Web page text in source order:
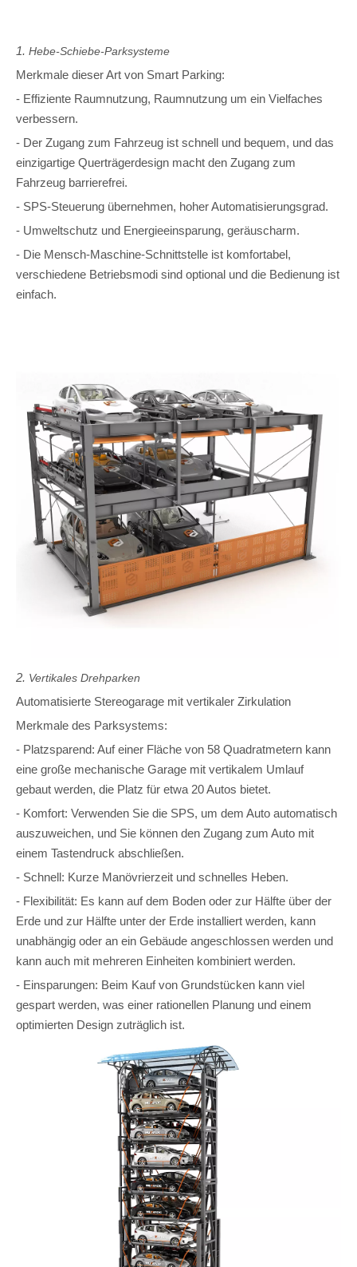
1. Hebe-Schiebe-Parksysteme
Merkmale dieser Art von Smart Parking:
- Effiziente Raumnutzung, Raumnutzung um ein Vielfaches
verbessern.
- Der Zugang zum Fahrzeug ist schnell und bequem, und das
einzigartige Querträgerdesign macht den Zugang zum
Fahrzeug barrierefrei.
- SPS-Steuerung übernehmen, hoher Automatisierungsgrad.
- Umweltschutz und Energieeinsparung, geräuscharm.
- Die Mensch-Maschine-Schnittstelle ist komfortabel,
verschiedene Betriebsmodi sind optional und die Bedienung ist
einfach.
2. Vertikales Drehparken
Automatisierte Stereogarage mit vertikaler Zirkulation
Merkmale des Parksystems:
- Platzsparend: Auf einer Fläche von 58 Quadratmetern kann
eine große mechanische Garage mit vertikalem Umlauf
gebaut werden, die Platz für etwa 20 Autos bietet.
- Komfort: Verwenden Sie die SPS, um dem Auto automatisch
auszuweichen, und Sie können den Zugang zum Auto mit
einem Tastendruck abschließen.
- Schnell: Kurze Manövrierzeit und schnelles Heben.
- Flexibilität: Es kann auf dem Boden oder zur Hälfte über der
Erde und zur Hälfte unter der Erde installiert werden, kann
unabhängig oder an ein Gebäude angeschlossen werden und
kann auch mit mehreren Einheiten kombiniert werden.
- Einsparungen: Beim Kauf von Grundstücken kann viel
gespart werden, was einer rationellen Planung und einem
optimierten Design zuträglich ist.